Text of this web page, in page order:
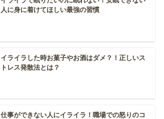
人に身に着けてほしい最強の習慣
イライラした時お菓子やお酒はダメ？！正しいス
トレス発散法とは？
仕事ができない人にイライラ！職場での怒りのコ